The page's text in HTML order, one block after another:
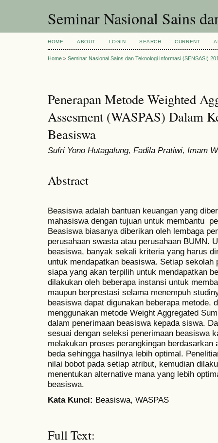
Seminar Nasional Sains
HOME ABOUT LOGIN SEARCH CURRENT
Home > Seminar Nasional Sains dan Teknologi Informasi (SENSASI)
Penerapan Metode Weighted
Assesment (WASPAS) Dalam
Beasiswa
Sufri Yono Hutagalung, Fadila Pratiwi, Imam
Abstract
Beasiswa adalah bantuan keuangan yang
mahasiswa dengan tujuan untuk membantu
Beasiswa biasanya diberikan oleh lembaga
perusahaan swasta atau perusahaan BUMN.
beasiswa, banyak sekali kriteria yang harus
untuk mendapatkan beasiswa. Setiap
siapa yang akan terpilih untuk mendapatkan
dilakukan oleh beberapa instansi untuk
maupun berprestasi selama menempuh
beasiswa dapat digunakan beberapa metode,
menggunakan metode Weight Aggregated
dalam penerimaan beasiswa kepada siswa.
sesuai dengan seleksi penerimaan beasiswa
melakukan proses perangkingan berdasarkan
beda sehingga hasilnya lebih optimal.
nilai bobot pada setiap atribut, kemudian
menentukan alternative mana yang lebih
beasiswa.
Kata Kunci: Beasiswa, WASPAS
Full Text: